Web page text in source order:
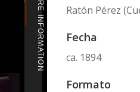
MORE INFORMATION Ratón Pérez
Fecha
ca. 1894
Formato